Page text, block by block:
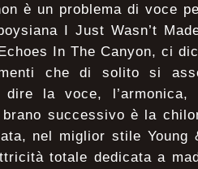
è un problema di voce
I Just Wasn’t
In The Canyon, ci
che di solito si
dire la voce,
successivo è la
nel miglior stile Young
totale dedicata a